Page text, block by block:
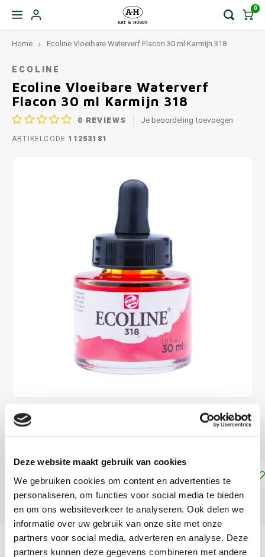
Deze website maakt gebruik van cookies
We gebruiken cookies om content en advertenties te
personaliseren, om functies voor social media te bieden
en om ons websiteverkeer te analyseren. Ook delen we
informatie over uw gebruik van onze site met onze
partners voor social media, adverteren en analyse. Deze
partners kunnen deze gegevens combineren met andere
0
Home Ecoline Vloeibare Waterverf Flacon 30 ml Karmijn 318
ECOLINE
Ecoline Vloeibare Waterverf
Flacon 30 ml Karmijn 318
0 REVIEWS Je beoordeling toevoegen
ARTIKELCODE 11253181
€4,15
Toevoegen aan winkelwagen
DELEN:
Productomschrijving